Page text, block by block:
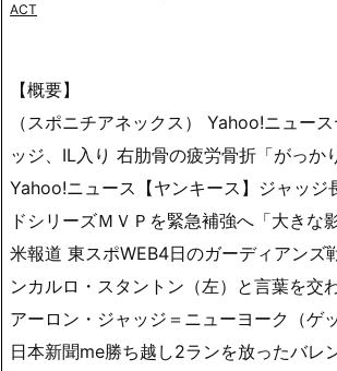
ACT
【概要】
（スポニチアネックス） Yahoo!ニュー
ッジ、IL入り 右肋骨の疲労骨折「がっか
Yahoo!ニュース【ヤンキース】ジャッジ
ドシリーズＭＶＰを緊急補強へ「大きな
米報道 東スポWEB4日のガーディアンズ
ンカルロ・スタントン（左）と言葉を交
アーロン・ジャッジ＝ニューヨーク（ゲ
日本新聞me勝ち越し2ランを放ったバレ